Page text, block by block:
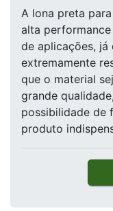
A lona preta
alta
de aplicações, já
extremamente
que o material
grande
possibilidade de
produto